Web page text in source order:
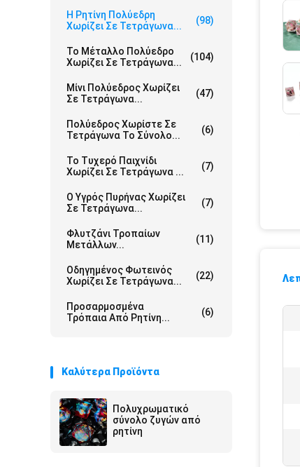
Η Ρητίνη Πολύεδρη
Χωρίζει Σε Τετράγωνα...
(98)
Το Μέταλλο Πολύεδρο
Χωρίζει Σε Τετράγωνα...
(104)
Μίνι Πολύεδρος Χωρίζει
Σε Τετράγωνα...
(47)
Πολύεδρος Χωρίστε Σε
Τετράγωνα Το Σύνολο...
(6)
Το Τυχερό Παιχνίδι
Χωρίζει Σε Τετράγωνα ...
(7)
Ο Υγρός Πυρήνας Χωρίζει
Σε Τετράγωνα...
(7)
Φλυτζάνι Τροπαίων
Μετάλλων...
(11)
Οδηγημένος Φωτεινός
Χωρίζει Σε Τετράγωνα...
(22)
Προσαρμοσμένα
Τρόπαια Από Ρητίνη...
(6)
Καλύτερα Προϊόντα
Πολυχρωματικό
σύνολο ζυγών από
ρητίνη